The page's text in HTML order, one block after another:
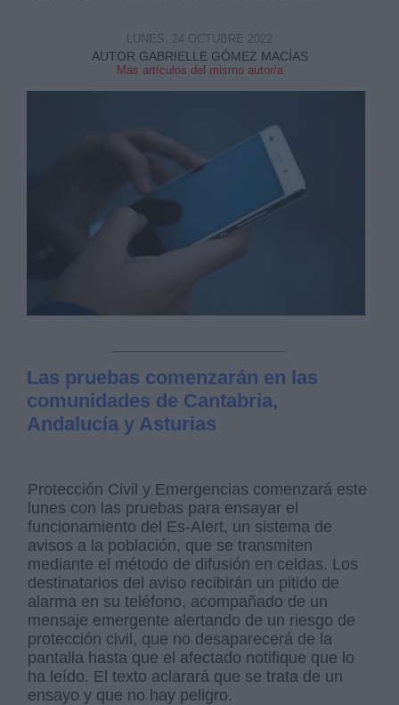
AUTOR GABRIELLE GÓMEZ MACÍAS
Mas artículos del mismo autor/a
LUNES, 24 OCTUBRE 2022
Las pruebas comenzarán en las
comunidades de Cantabria,
Andalucía y Asturias
Protección Civil y Emergencias comenzará este
lunes con las pruebas para ensayar el
funcionamiento del Es-Alert, un sistema de
avisos a la población, que se transmiten
mediante el método de difusión en celdas. Los
destinatarios del aviso recibirán un pitido de
alarma en su teléfono, acompañado de un
mensaje emergente alertando de un riesgo de
protección civil, que no desaparecerá de la
pantalla hasta que el afectado notifique que lo
ha leído. El texto aclarará que se trata de un
ensayo y que no hay peligro.
link